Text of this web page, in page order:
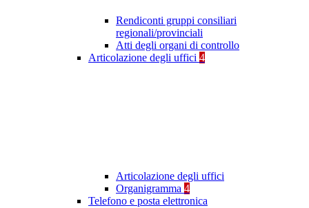
Rendiconti gruppi consiliari
regionali/provinciali
Atti degli organi di controllo
Articolazione degli uffici 4
Articolazione degli uffici
Organigramma 4
Telefono e posta elettronica